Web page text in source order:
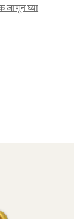
जाणून घ्या